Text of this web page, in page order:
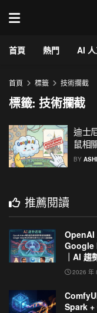
首頁 熱門 AI
首頁 標籤 技術攔截
標籤:技術攔截
迪士
鼠相
BY
推薦閱讀
OpenAI
Google
｜AI 趨
2026 年
Spark +